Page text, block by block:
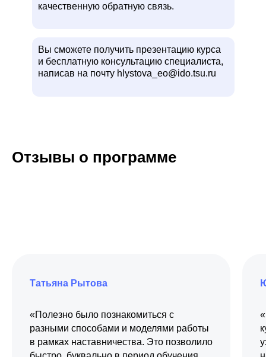
качественную обратную связь.
Вы сможете получить презентацию курса
и бесплатную консультацию специалиста,
написав на почту hlystova_eo@ido.tsu.ru
Отзывы о программе
Татьяна Рытова
«Полезно было познакомиться с
разными способами и моделями работы
в рамках наставничества. Это позволило